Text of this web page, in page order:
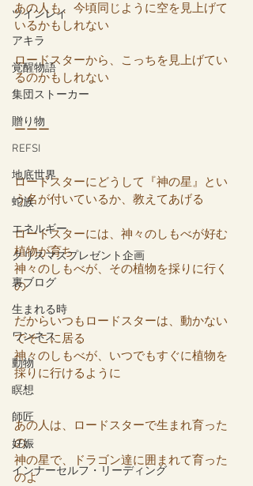
ツインレイ
アキラ
覚醒物語
集団ストーカー
贈り物
REFSI
地底世界
蛇族
エネルギー
クリスマスプレゼント企画
裏ブログ
生まれる時
ワンネス
動物
瞑想
師匠
妊娠
インナーセルフ・リーディング
あの人も、今頃同じように空を見上げて
いるかもしれない
ロードスターから、こっちを見上げてい
るのかもしれない
ーーー
ロードスターにどうして『神の星』とい
う名が付いているか、教えてあげる
ロードスターには、神々のしもべが好む
植物が育ち
神々のしもべが、その植物を採りに行く
の
だからいつもロードスターは、動かない
でそこに居る
神々のしもべが、いつでもすぐに植物を
採りに行けるように
あの人は、ロードスターで生まれ育った
の
神の星で、ドラゴン達に囲まれて育った
のよ